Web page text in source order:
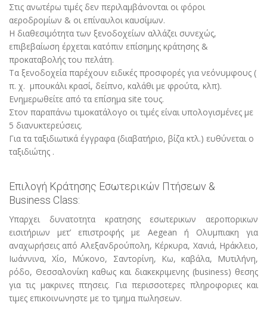
Στις ανωτέρω τιμές δεν περιλαμβάνονται οι φόροι
αεροδρομίων & οι επίναυλοι καυσίμων.
Η διαθεσιμότητα των ξενοδοχείων αλλάζει συνεχώς,
επιβεβαίωση έρχεται κατόπιν επίσημης κράτησης &
προκαταβολής του πελάτη.
Τα ξενοδοχεία παρέχουν ειδικές προσφορές για νεόνυμφους (
π. χ. μπουκάλι κρασί, δείπνο, καλάθι με φρούτα, κλπ).
Ενημερωθείτε από τα επίσημα site τους.
Στον παραπάνω τιμοκατάλογο οι τιμές είναι υπολογισμένες με
5 διανυκτερεύσεις.
Για τα ταξιδιωτικά έγγραφα (διαβατήριο, βίζα κτλ.) ευθύνεται ο
ταξιδιώτης .
Επιλογή Κράτησης Εσωτερικών Πτήσεων &
Business Class:
Υπαρχει δυνατοτητα κρατησης εσωτερικων αεροπορικων
εισιτήριων μετ’ επιστροφής με Aegean ή Ολυμπιακη για
αναχωρήσεις από Αλεξανδρούπολη, Κέρκυρα, Χανιά, Ηράκλειο,
Ιωάννινα, Χίο, Μύκονο, Σαντορίνη, Κω, καβάλα, Μυτιλήνη,
ρόδο, Θεσσαλονίκη καθως και διακεκριμενης (business) θεσης
για τις μακρινες πτησεις. Για περισσοτερες πληροφοριες και
τιμες επικοινωνηστε με το τμημα πωλησεων.